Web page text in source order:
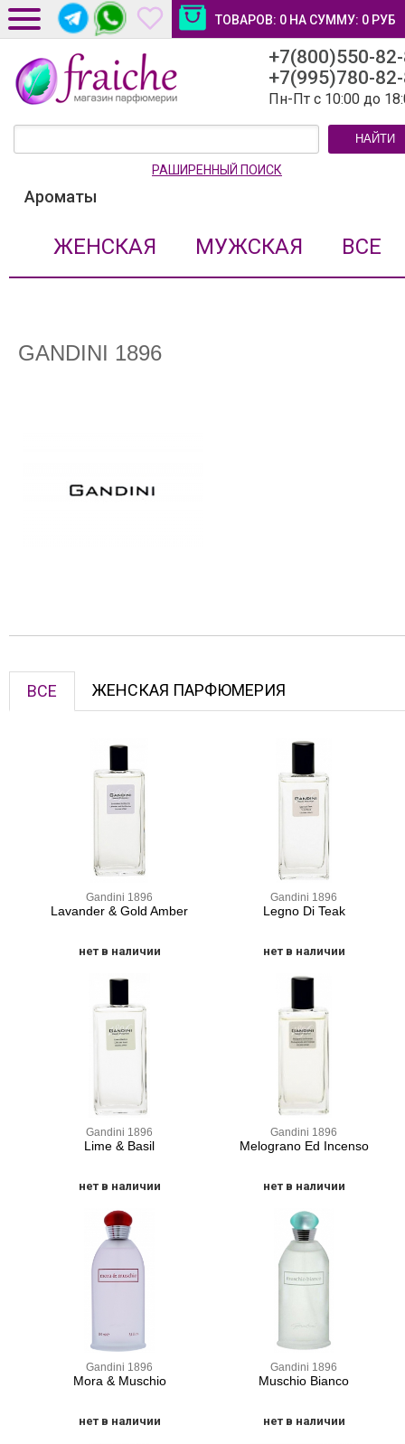
ТОВАРОВ: 0 НА СУММУ: 0 РУБ
ДОСТАВКА И ОПЛАТА
НОВОСТИ И СТАТЬИ
+7(800)550-
+7(995)780-
Пн-Пт с 10:00 до
НАЙТИ
РАШИРЕННЫЙ ПОИСК
Ароматы
ЖЕНСКАЯ МУЖСКАЯ ВСЕ
GANDINI 1896
ВСЕ ЖЕНСКАЯ ПАРФЮМЕРИЯ
Gandini 1896
Lavander & Gold Amber
нет в наличии
Gandini 1896
Legno Di Teak
нет в наличии
Gandini 1896
Lime & Basil
нет в наличии
Gandini 1896
Melograno Ed Incenso
нет в наличии
Gandini 1896
Mora & Muschio
нет в наличии
Gandini 1896
Muschio Bianco
нет в наличии